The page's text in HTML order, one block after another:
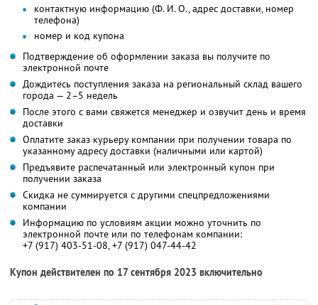
контактную информацию (Ф. И. О., адрес доставки, номер
телефона)
номер и код купона
Подтверждение об оформлении заказа вы получите по
электронной почте
Дождитесь поступления заказа на региональный склад вашего
города — 2–5 недель
После этого с вами свяжется менеджер и озвучит день и время
доставки
Оплатите заказ курьеру компании при получении товара по
указанному адресу доставки (наличными или картой)
Предъявите распечатанный или электронный купон при
получении заказа
Скидка не суммируется с другими спецпредложениями
компании
Информацию по условиям акции можно уточнить по
электронной почте или по телефонам компании:
+7 (917) 403-51-08, +7 (917) 047-44-42
Купон действителен по 17 сентября 2023 включительно